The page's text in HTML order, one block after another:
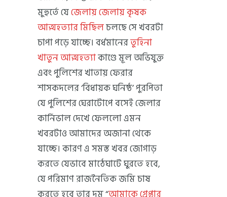
মুহুর্তে যেজেলায় জেলায় কৃষক
আত্মহত্যার মিছিলচলছে সে খবরটা
চাপা পড়ে যাচ্ছে। বর্ধমানেরতুহিনা
খাতুন আত্মহত্যাকাণ্ডে মূল অভিযুক্ত
এবং পুলিশের খাতায় ফেরার
শাসকদলের ‘বিধায়ক ঘনিষ্ঠ’ পুরপিতা
যে পুলিশের ঘেরাটোপে বসেই জেলার
কার্নিভাল দেখে ফেললো এমন
খবরটাও আমাদের অজানা থেকে
যাচ্ছে। কারণ এ সমস্ত খবর জোগাড়
করতে যেভাবে মাঠেঘাটে ঘুরতে হবে,
যে পরিমাণ রাজনৈতিক জমি চাষ
করতে হবে তার দম “আমাকে গ্রেপ্তার